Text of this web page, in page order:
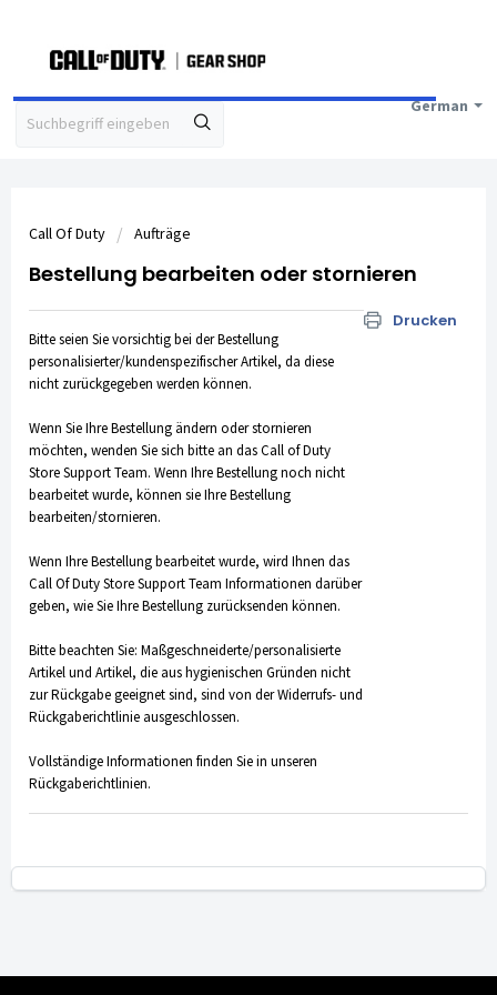
German
Call Of Duty Aufträge
Bestellung bearbeiten oder stornieren
Drucken
Bitte seien Sie vorsichtig bei der Bestellung
personalisierter/kundenspezifischer Artikel, da diese
nicht zurückgegeben werden können.
Wenn Sie Ihre Bestellung ändern oder stornieren
möchten, wenden Sie sich bitte an dasCall of Duty
Store Support Team. Wenn Ihre Bestellung noch nicht
bearbeitet wurde, können sie Ihre Bestellung
bearbeiten/stornieren.
Wenn Ihre Bestellung bearbeitet wurde, wird Ihnen das
Call Of Duty Store Support Team Informationen darüber
geben, wie Sie Ihre Bestellung zurücksenden können.
Bitte beachten Sie: Maßgeschneiderte/personalisierte
Artikel und Artikel, die aus hygienischen Gründen nicht
zur Rückgabe geeignet sind, sind von derWiderrufs- und
Rückgaberichtlinie ausgeschlossen.
Vollständige Informationen finden Sie in unseren
Rückgaberichtlinien.